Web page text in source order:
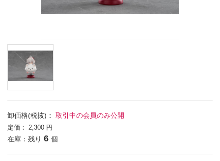
卸価格(税抜)： 取引中の会員のみ公開
定価： 2,300 円
在庫：残り 6 個